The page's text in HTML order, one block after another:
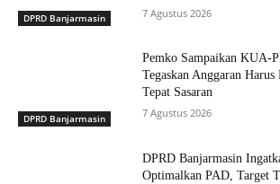
DPRD Banjarmasin 7 Agustus 2026
DPRD Banjarmasin
Pemko Sampaikan KUA-
Tegaskan Anggaran
Tepat Sasaran
7 Agustus 2026
DPRD Banjarmasin
Optimalkan PAD, Target